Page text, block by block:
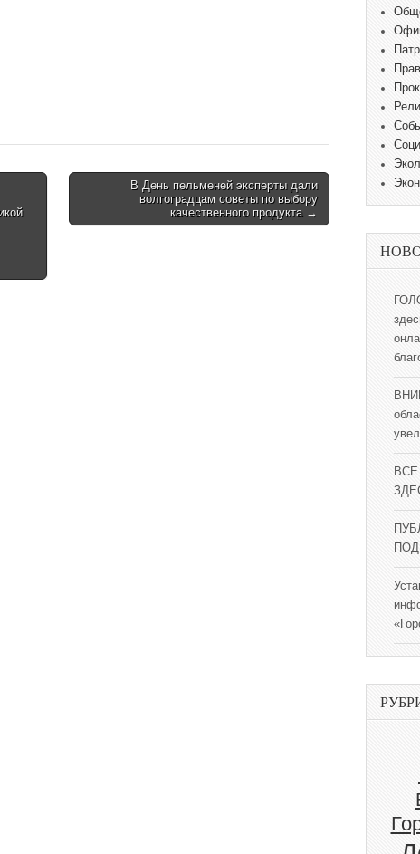
В День пельменей эксперты дали
волгоградцам советы по выбору
качественного продукта →